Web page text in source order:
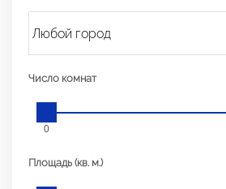
Число комнат
0
Площадь (кв. м.)